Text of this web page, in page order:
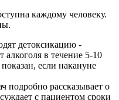
каждому человеку.
детоксикацию -
алкоголя в течение 5-10
если накануне
подробно рассказывает о
с пациентом сроки